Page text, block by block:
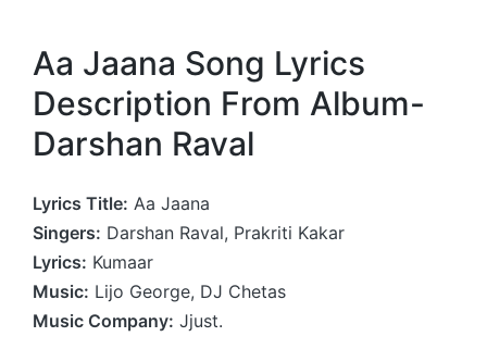
Aa Jaana Song Lyrics
Description From Album-
Darshan Raval
Lyrics Title: Aa Jaana
Singers: Darshan Raval, Prakriti Kakar
Lyrics: Kumaar
Music: Lijo George, DJ Chetas
Music Company: Jjust.